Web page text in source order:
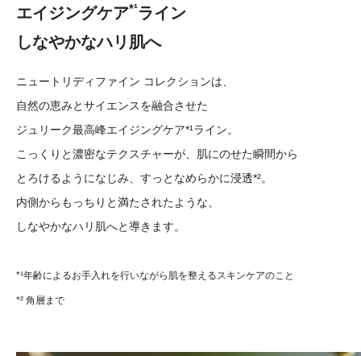
エイジングケア*¹ライン
しなやかなハリ肌へ
ニュートリディファイン コレクションは、
自然の恵みとサイエンスを融合させた
ジュリーク最高峰エイジングケア*¹ライン。
こっくりと濃密なテクスチャーが、肌にのせた瞬間から
とろけるようになじみ、すっとなめらかに浸透*²。
内側からもっちりと満たされたような、
しなやかなハリ肌へと導きます。
*¹年齢によるお手入れを行いながら肌を整えるスキンケアのこと
*² 角層まで